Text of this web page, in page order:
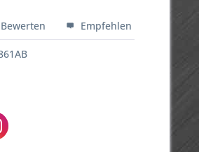
Bewerten Empfehlen